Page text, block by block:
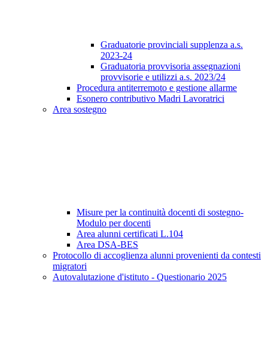
Graduatorie provinciali supplenza a.s.
2023-24
Graduatoria provvisoria assegnazioni
provvisorie e utilizzi a.s. 2023/24
Procedura antiterremoto e gestione allarme
Esonero contributivo Madri Lavoratrici
Area sostegno
Misure per la continuità docenti di sostegno-
Modulo per docenti
Area alunni certificati L.104
Area DSA-BES
Protocollo di accoglienza alunni provenienti da contesti
migratori
Autovalutazione d'istituto - Questionario 2025